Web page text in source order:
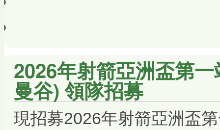
2026年射箭亞洲盃第
曼谷) 領隊招募
現招募2026年射箭亞洲盃